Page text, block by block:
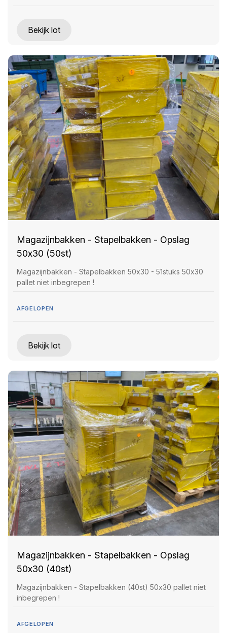
Bekijk lot
Magazijnbakken - Stapelbakken - Opslag
50x30 (50st)
Magazijnbakken - Stapelbakken 50x30 - 51stuks 50x30
pallet niet inbegrepen !
AFGELOPEN
Bekijk lot
Magazijnbakken - Stapelbakken - Opslag
50x30 (40st)
Magazijnbakken - Stapelbakken (40st) 50x30 pallet niet
inbegrepen !
AFGELOPEN